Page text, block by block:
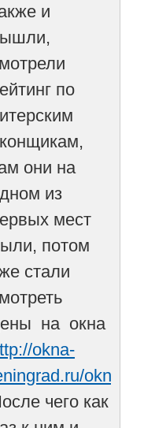
и
по
они на
из
мест
потом
стали
на окна
okna-
okna/
чего как